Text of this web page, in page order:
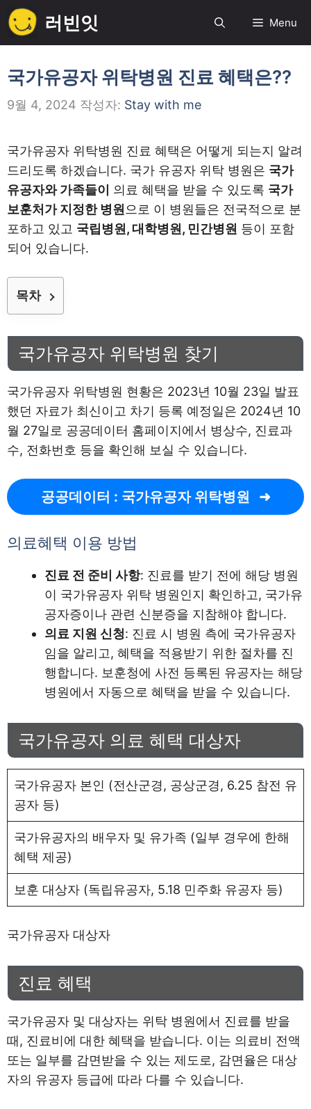
텐
츠
로
건
너
기
러빈잇 Menu
국가유공자 위탁병원 진료 혜택은??
9월 4, 2024 작성자: Stay with me
국가유공자 위탁병원 진료 혜택은 어떻게 되는지 알려
드리도록 하겠습니다. 국가 유공자 위탁 병원은 국가
유공자와 가족들이
의료 혜택을 받을 수 있도록 국가
보훈처가 지정한 병원 으로 이 병원들은 전국적으로 분
포하고 있고 국립병원, 대학병원, 민간병원 등이 포함
되어 있습니다.
목차
국가유공자 위탁병원 찾기
국가유공자 위탁병원 현황은 2023년 10월 23일 발표
했던 자료가 최신이고 차기 등록 예정일은 2024년 10
월 27일로 공공데이터 홈페이지에서 병상수, 진료과
수, 전화번호 등을 확인해 보실 수 있습니다.
공공데이터 : 국가유공자 위탁병원
의료혜택 이용 방법
진료 전 준비 사항: 진료를 받기 전에 해당 병원
이 국가유공자 위탁 병원인지 확인하고, 국가유
공자증이나 관련 신분증을 지참해야 합니다.
의료 지원 신청: 진료 시 병원 측에 국가유공자
임을 알리고, 혜택을 적용받기 위한 절차를 진
행합니다. 보훈청에 사전 등록된 유공자는 해당
병원에서 자동으로 혜택을 받을 수 있습니다.
국가유공자 의료 혜택 대상자
국가유공자 본인 (전산군경, 공상군경, 6.25 참전 유
공자 등)
국가유공자의 배우자 및 유가족 (일부 경우에 한해
혜택 제공)
보훈 대상자 (독립유공자, 5.18 민주화 유공자 등)
국가유공자 대상자
진료 혜택
국가유공자 및 대상자는 위탁 병원에서 진료를 받을
때, 진료비에 대한 혜택을 받습니다. 이는 의료비 전액
또는 일부를 감면받을 수 있는 제도로, 감면율은 대상
자의 유공자 등급에 따라 다를 수 있습니다.